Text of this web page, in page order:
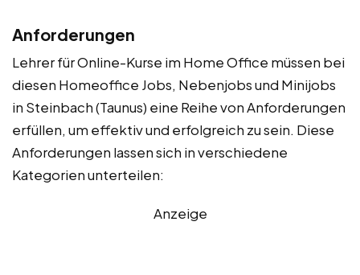
Anforderungen
Lehrer für Online-Kurse im Home Office müssen bei
diesen Homeoffice Jobs, Nebenjobs und Minijobs
in Steinbach (Taunus) eine Reihe von Anforderungen
erfüllen, um effektiv und erfolgreich zu sein. Diese
Anforderungen lassen sich in verschiedene
Kategorien unterteilen:
Anzeige